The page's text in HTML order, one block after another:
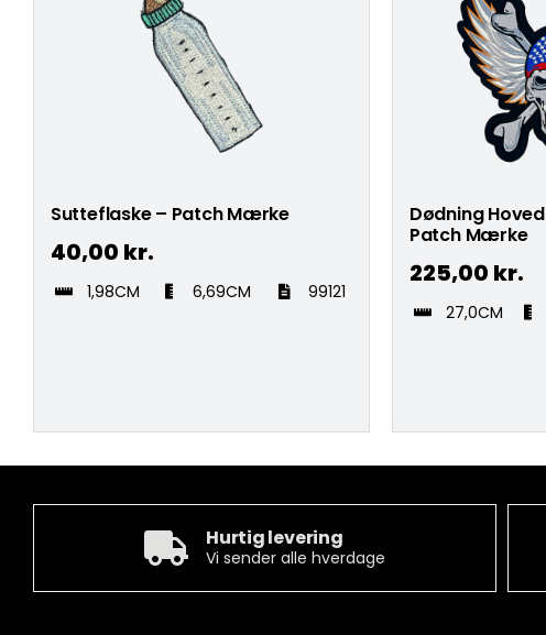
Sutteflaske – Patch Mærke
40,00 kr.
1,98CM 6,69CM 99121
Dødning
Patch Mærke
225,00 kr.
27,0CM
Hurtig levering
Vi sender alle hverdage